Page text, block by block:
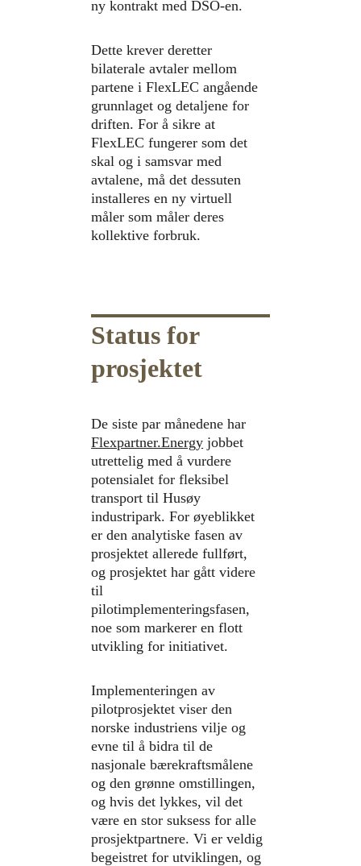
ny kontrakt med DSO-en.
Dette krever deretter
bilaterale avtaler mellom
partene i FlexLEC angående
grunnlaget og detaljene for
driften. For å sikre at
FlexLEC fungerer som det
skal og i samsvar med
avtalene, må det dessuten
installeres en ny virtuell
måler som måler deres
kollektive forbruk.
Status for
prosjektet
De siste par månedene har
Flexpartner.Energy jobbet
utrettelig med å vurdere
potensialet for fleksibel
transport til Husøy
industripark. For øyeblikket
er den analytiske fasen av
prosjektet allerede fullført,
og prosjektet har gått videre
til
pilotimplementeringsfasen,
noe som markerer en flott
utvikling for initiativet.
Implementeringen av
pilotprosjektet viser den
norske industriens vilje og
evne til å bidra til de
nasjonale bærekraftsmålene
og den grønne omstillingen,
og hvis det lykkes, vil det
være en stor suksess for alle
prosjektpartnere. Vi er veldig
begeistret for utviklingen, og